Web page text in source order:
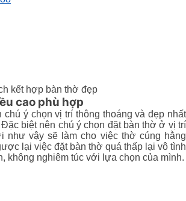
kết hợp bàn thờ đẹp
cao phù hợp
chú ý chọn vị trí thông thoáng và đẹp nhất
biệt nên chú ý chọn đặt bàn thờ ở vị trí
như vậy sẽ làm cho việc thờ cúng hằng
lại việc đặt bàn thờ quá thấp lại vô tình
không nghiêm túc với lựa chọn của mình.